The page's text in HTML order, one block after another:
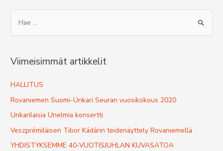
r
h
f
Viimeisimmät artikkelit
HALLITUS
Rovaniemen Suomi-Unkari Seuran vuosikokous 2020
Unkarilaisia Unelmia konsertti
Veszprémiläisen Tibor Kádárin teidenäyttely Rovaniemellä
YHDISTYKSEMME 40-VUOTISJUHLAN KUVASATOA